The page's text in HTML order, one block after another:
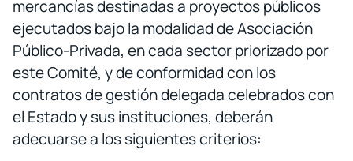
mercancías destinadas a proyectos públicos
ejecutados bajo la modalidad de Asociación
Público-Privada, en cada sector priorizado por
este Comité, y de conformidad con los
contratos de gestión delegada celebrados con
el Estado y sus instituciones, deberán
adecuarse a los siguientes criterios: